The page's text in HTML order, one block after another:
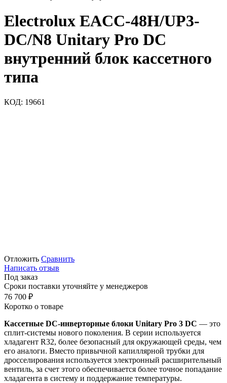
Electrolux EACC-48H/UP3-
DC/N8 Unitary Pro DC
внутренний блок кассетного
типа
КОД: 19661
Отложить Сравнить
Написать отзыв
Под заказ
Сроки поставки уточняйте у менеджеров
76 700 ₽
Коротко о товаре
Кассетные DC-инверторные блоки Unitary Pro 3 DC — это
сплит-системы нового поколения. В серии используется
хладагент R32, более безопасный для окружающей среды, чем
его аналоги. Вместо привычной капиллярной трубки для
дросселирования используется электронный расширительный
вентиль, за счет этого обеспечивается более точное попадание
хладагента в систему и поддержание температуры.